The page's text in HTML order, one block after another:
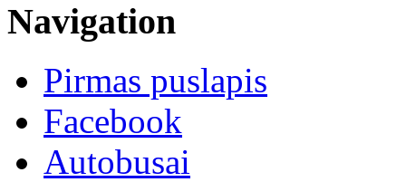
Navigation
Pirmas puslapis
Facebook
Autobusai